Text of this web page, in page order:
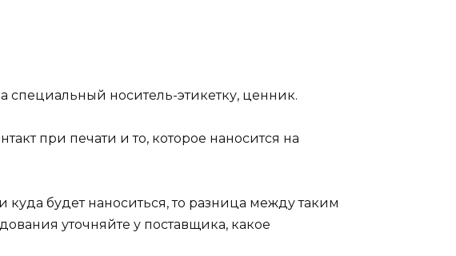
специальный носитель-этикетку, ценник.
при печати и то, которое наносится на
куда будет наноситься, то разница между таким
уточняйте у поставщика, какое